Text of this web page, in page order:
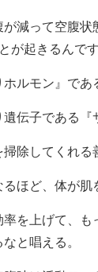
減って空腹状
が起きるんです
ホルモン』であ
伝子である『
掃除してくれる
ほど、体が肌
率を上げて、も
と唱える。